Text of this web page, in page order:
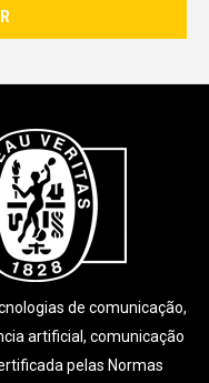
de comunicação,
artificial, comunicação
pelas Normas